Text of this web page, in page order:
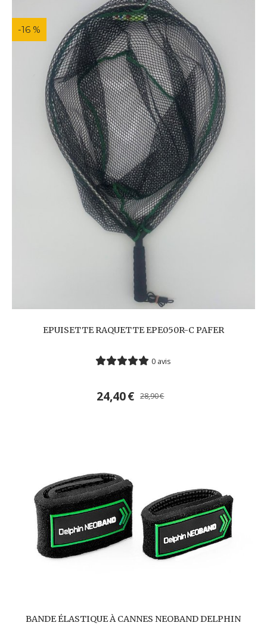
-16 %
EPUISETTE RAQUETTE EPE050R-C PAFER
0 avis
24,40€ 28,90€
BANDE ÉLASTIQUE À CANNES NEOBAND DELPHIN